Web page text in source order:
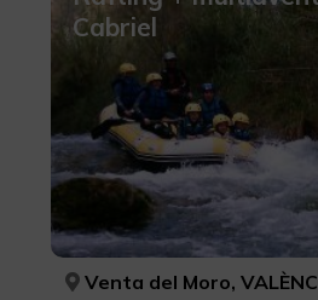
Cabriel
Venta del Moro,